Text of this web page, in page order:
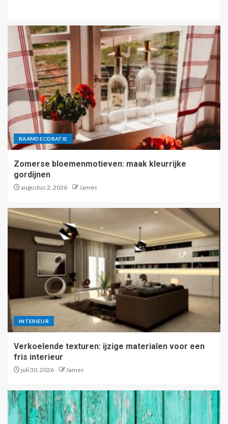
RAAMDECORATIE
Zomerse bloemenmotieven: maak kleurrijke
gordijnen
augustus 2, 2026 James
INTERIEUR
Verkoelende texturen: ijzige materialen voor een
fris interieur
juli 30, 2026 James